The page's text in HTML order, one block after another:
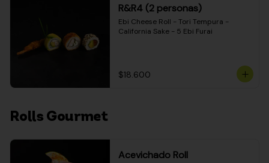
R&R4 (2 personas)
Ebi Cheese Roll - Tori Tempura -
California Sake - 5 Ebi Furai
$18.600
Rolls Gourmet
Acevichado Roll